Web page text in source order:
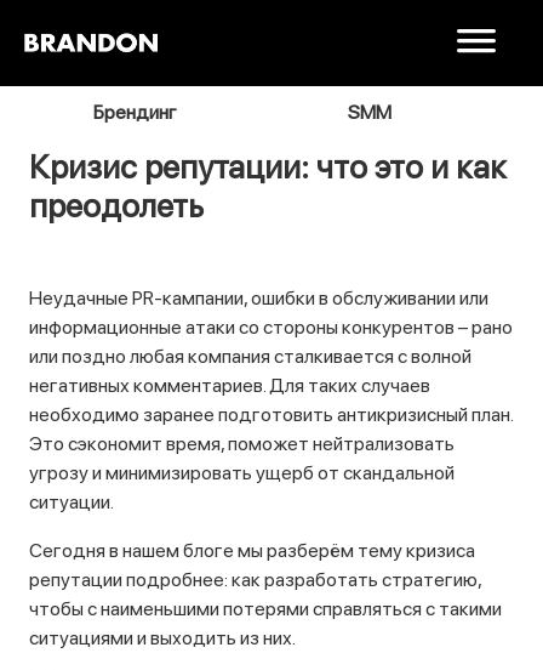
Брендинг SMM
Кризис репутации: что это и как
преодолеть
Неудачные PR-кампании, ошибки в обслуживании или
информационные атаки со стороны конкурентов – рано
или поздно любая компания сталкивается с волной
негативных комментариев. Для таких случаев
необходимо заранее подготовить антикризисный план.
Это сэкономит время, поможет нейтрализовать
угрозу и минимизировать ущерб от скандальной
ситуации.
Сегодня в нашем блоге мы разберём тему кризиса
репутации подробнее: как разработать стратегию,
чтобы с наименьшими потерями справляться с такими
ситуациями и выходить из них.